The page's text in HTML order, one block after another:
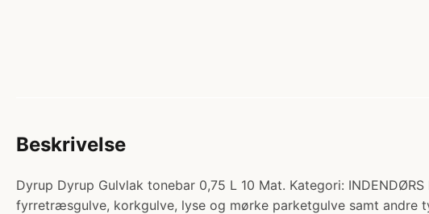
Beskrivelse
Dyrup Dyrup Gulvlak tonebar 0,75 L 10 Mat. Kategori:
fyrretræsgulve, korkgulve, lyse og mørke parketgulve samt